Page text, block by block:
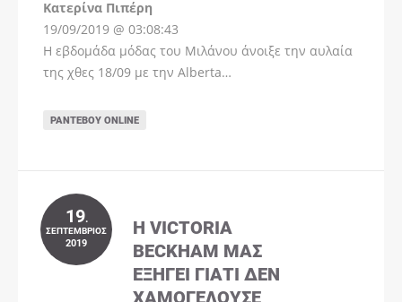
Kατερίνα Πιπέρη
19/09/2019 @ 03:08:43
Η εβδομάδα μόδας του Μιλάνου άνοιξε την αυλαία
της χθες 18/09 με την Alberta…
ΡΑΝΤΕΒΟΎ ONLINE
19.
ΣΕΠΤΈΜΒΡΙΟΣ
2019
Η VICTORIA
BECKHAM ΜΑΣ
ΕΞΗΓΕΊ ΓΙΑΤΊ ΔΕΝ
ΧΑΜΟΓΕΛΟΎΣΕ